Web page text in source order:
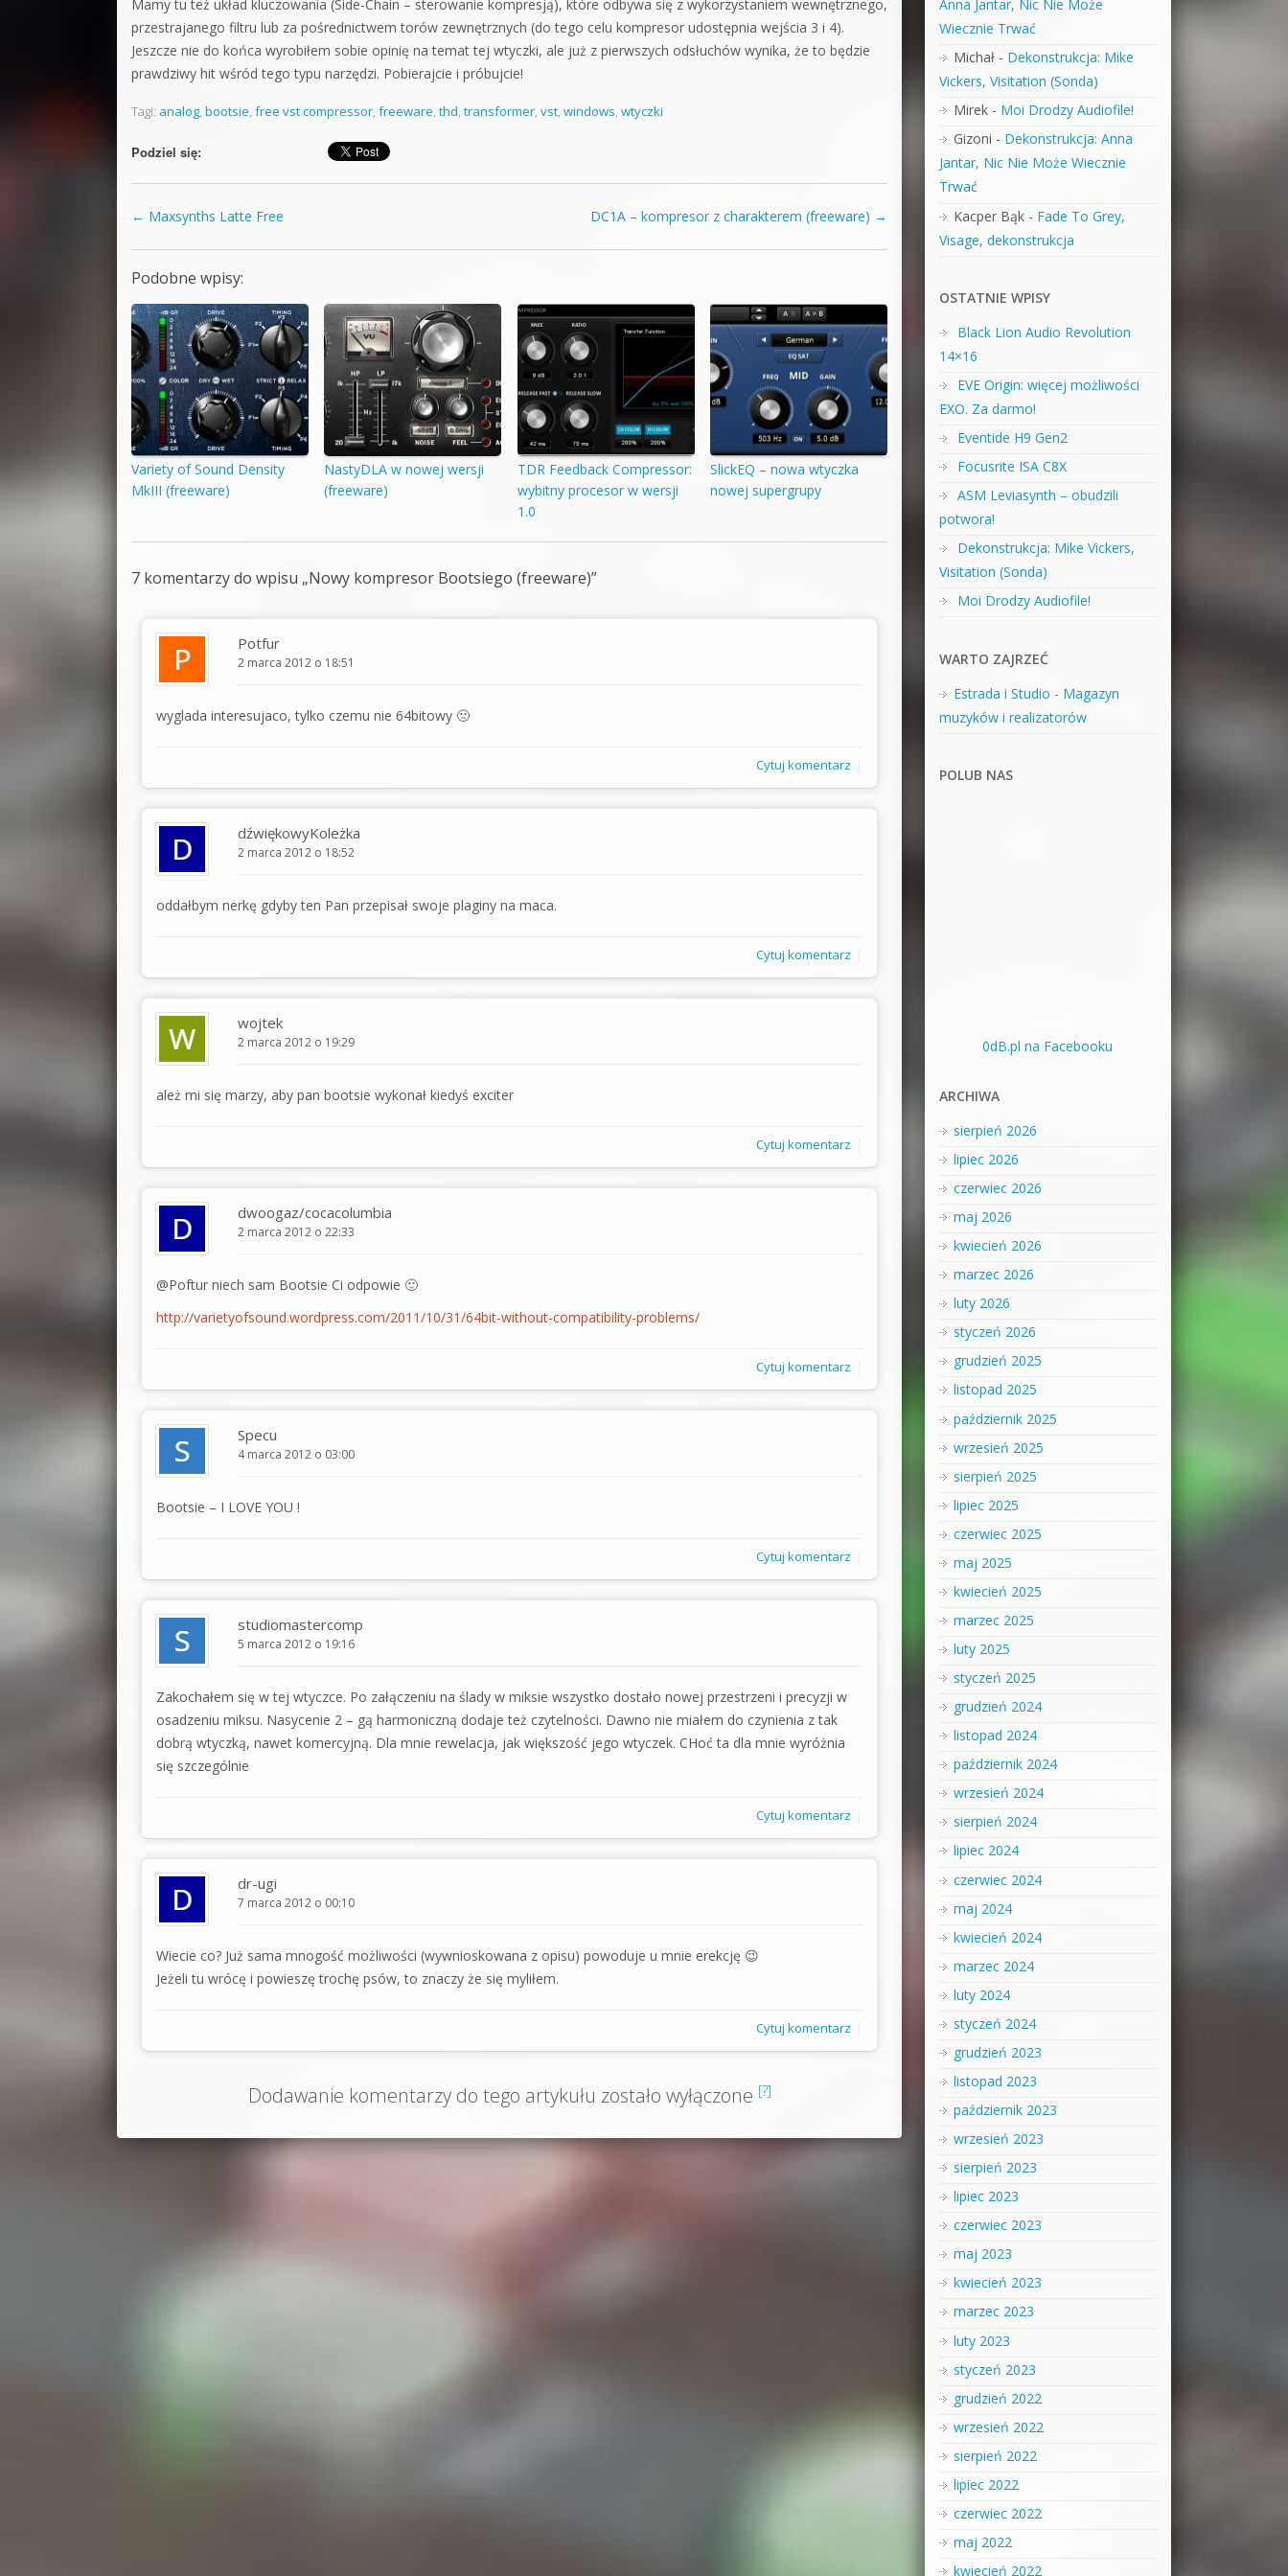
Mamy tu też układ kluczowania (Side-Chain – sterowanie kompresją), które odbywa się z wykorzystaniem wewnętrznego,
przestrajanego filtru lub za pośrednictwem torów zewnętrznych (do tego celu kompresor udostępnia wejścia 3 i 4).
Jeszcze nie do końca wyrobiłem sobie opinię na temat tej wtyczki, ale już z pierwszych odsłuchów wynika, że to będzie
prawdziwy hit wśród tego typu narzędzi. Pobierajcie i próbujcie!
Tagi: analog, bootsie, free vst compressor, freeware, thd, transformer, vst, windows, wtyczki
Podziel się:
Zobacz wpisy
← Maxsynths Latte Free DC1A – kompresor z charakterem (freeware) →
Podobne wpisy:
Variety of Sound Density
MkIII (freeware)
NastyDLA w nowej wersji
(freeware)
TDR Feedback Compressor:
wybitny procesor w wersji
1.0
SlickEQ – nowa wtyczka
nowej supergrupy
7 komentarzy do wpisu „Nowy kompresor Bootsiego (freeware)”
Potfur
2 marca 2012 o 18:51
wyglada interesujaco, tylko czemu nie 64bitowy 🙁
Cytuj komentarz
dźwiękowyKoleżka
2 marca 2012 o 18:52
oddałbym nerkę gdyby ten Pan przepisał swoje plaginy na maca.
Cytuj komentarz
wojtek
2 marca 2012 o 19:29
ależ mi się marzy, aby pan bootsie wykonał kiedyś exciter
Cytuj komentarz
dwoogaz/cocacolumbia
2 marca 2012 o 22:33
@Poftur niech sam Bootsie Ci odpowie 🙂
http://varietyofsound.wordpress.com/2011/10/31/64bit-without-compatibility-problems/
Cytuj komentarz
Specu
4 marca 2012 o 03:00
Bootsie – I LOVE YOU !
Cytuj komentarz
studiomastercomp
5 marca 2012 o 19:16
Zakochałem się w tej wtyczce. Po załączeniu na ślady w miksie wszystko dostało nowej przestrzeni i precyzji w
osadzeniu miksu. Nasycenie 2 – gą harmoniczną dodaje też czytelności. Dawno nie miałem do czynienia z tak
dobrą wtyczką, nawet komercyjną. Dla mnie rewelacja, jak większość jego wtyczek. CHoć ta dla mnie wyróżnia
się szczególnie
Cytuj komentarz
dr-ugi
7 marca 2012 o 00:10
Wiecie co? Już sama mnogość możliwości (wywnioskowana z opisu) powoduje u mnie erekcję 😉
Jeżeli tu wrócę i powieszę trochę psów, to znaczy że się myliłem.
Cytuj komentarz
Dodawanie komentarzy do tego artykułu zostało wyłączone [?]
Anna Jantar, Nic Nie Może
Wiecznie Trwać
Michał- Dekonstrukcja: Mike
Vickers, Visitation (Sonda)
Mirek- Moi Drodzy Audiofile!
Gizoni - Dekonstrukcja: Anna
Jantar, Nic Nie Może Wiecznie
Trwać
Kacper Bąk- Fade To Grey,
Visage, dekonstrukcja
OSTATNIE WPISY
Black Lion Audio Revolution
14×16
EVE Origin: więcej możliwości
EXO. Za darmo!
Eventide H9 Gen2
Focusrite ISA C8X
ASM Leviasynth – obudzili
potwora!
Dekonstrukcja: Mike Vickers,
Visitation (Sonda)
Moi Drodzy Audiofile!
WARTO ZAJRZEĆ
Estrada i Studio - Magazyn
muzyków i realizatorów
POLUB NAS
0dB.pl na Facebooku
ARCHIWA
sierpień 2026
lipiec 2026
czerwiec 2026
maj 2026
kwiecień 2026
marzec 2026
luty 2026
styczeń 2026
grudzień 2025
listopad 2025
październik 2025
wrzesień 2025
sierpień 2025
lipiec 2025
czerwiec 2025
maj 2025
kwiecień 2025
marzec 2025
luty 2025
styczeń 2025
grudzień 2024
listopad 2024
październik 2024
wrzesień 2024
sierpień 2024
lipiec 2024
czerwiec 2024
maj 2024
kwiecień 2024
marzec 2024
luty 2024
styczeń 2024
grudzień 2023
listopad 2023
październik 2023
wrzesień 2023
sierpień 2023
lipiec 2023
czerwiec 2023
maj 2023
kwiecień 2023
marzec 2023
luty 2023
styczeń 2023
grudzień 2022
wrzesień 2022
sierpień 2022
lipiec 2022
czerwiec 2022
maj 2022
kwiecień 2022